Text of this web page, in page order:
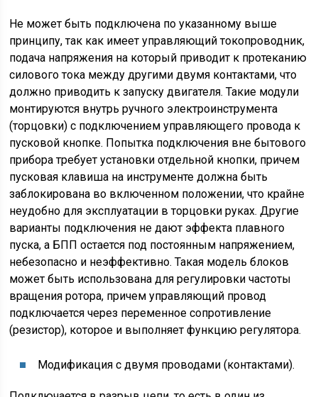
Не может быть подключена по указанному выше
принципу, так как имеет управляющий токопроводник,
подача напряжения на который приводит к протеканию
силового тока между другими двумя контактами, что
должно приводить к запуску двигателя. Такие модули
монтируются внутрь ручного электроинструмента
(торцовки) с подключением управляющего провода к
пусковой кнопке. Попытка подключения вне бытового
прибора требует установки отдельной кнопки, причем
пусковая клавиша на инструменте должна быть
заблокирована во включенном положении, что крайне
неудобно для эксплуатации в торцовки руках. Другие
варианты подключения не дают эффекта плавного
пуска, а БПП остается под постоянным напряжением,
небезопасно и неэффективно. Такая модель блоков
может быть использована для регулировки частоты
вращения ротора, причем управляющий провод
подключается через переменное сопротивление
(резистор), которое и выполняет функцию регулятора.
Модификация с двумя проводами (контактами).